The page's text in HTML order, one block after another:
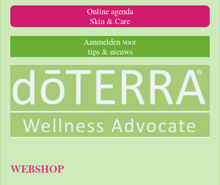
Online agenda
Skin & Care
Aanmelden voor
tips & nieuws
WEBSHOP